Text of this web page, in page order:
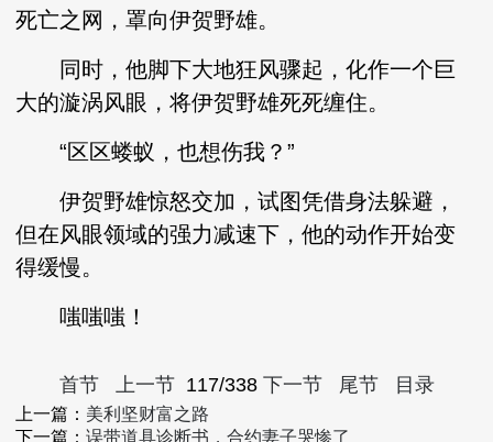
死亡之网，罩向伊贺野雄。
同时，他脚下大地狂风骤起，化作一个巨
大的漩涡风眼，将伊贺野雄死死缠住。
“区区蝼蚁，也想伤我？”
伊贺野雄惊怒交加，试图凭借身法躲避，
但在风眼领域的强力减速下，他的动作开始变
得缓慢。
嗤嗤嗤！
首节 上一节 117/338 下一节 尾节 目录
上一篇： 美利坚财富之路
下一篇：误带道具诊断书，合约妻子哭惨了